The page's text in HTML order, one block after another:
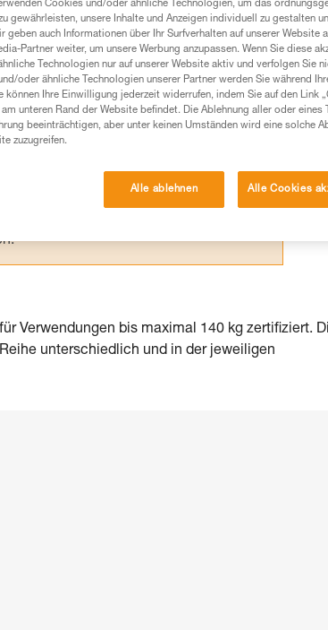
die es in diesem Tech Tipp geht,
Zusatzinformationen verstehen zu
enthaltenen Informationen richtig
Ausbildung und ein spezielles
in der Lage sind, den Vorgang
Techniken. Möglicherweise gibt es
Verwendungen bis maximal 140 kg zertifiziert.
unterschiedlich und in der jeweiligen
Cookies und/oder ähnliche Technologien, um das
gewährleisten, unsere Inhalte und Anzeigen individuell zu gestalten
geben auch Informationen über Ihr Surfverhalten auf unserer Website
Partner weiter, um unsere Werbung anzupassen. Wenn Sie diese
Technologien nur auf unserer Website aktiv und verfolgen Sie
oder ähnliche Technologien unserer Partner werden Sie während
können Ihre Einwilligung jederzeit widerrufen, indem Sie auf den Link
unteren Rand der Website befindet. Die Ablehnung aller oder eines
beeinträchtigen, aber unter keinen Umständen wird eine solche
zuzugreifen.
Alle ablehnen Alle Cookies